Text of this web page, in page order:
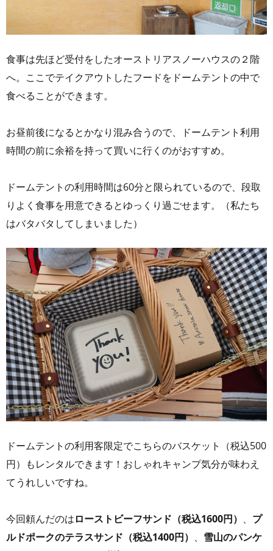
食事は先ほど受付をしたオーストリアスノーハウスの２階
へ。ここでテイクアウトしたフードをドームテントの中で
食べることができます。
お昼前後になるとかなり混み合うので、ドームテント利用
時間の前に余裕を持って買いに行くのがおすすめ。
ドームテントの利用時間は60分と限られているので、段取
りよく食事を用意できるとゆっくり過ごせます。（私たち
はバタバタしてしまいました）
ドームテントの利用客限定でこちらのバスケット（税込500
円）もレンタルできます！おしゃれキャンプ気分が味わえ
てうれしいですね。
今回頼んだのはローストビーフサンド（税込1600円） 、 プ
ルドポークのテラスサンド（税込1400円） 、 雪山のパンケ